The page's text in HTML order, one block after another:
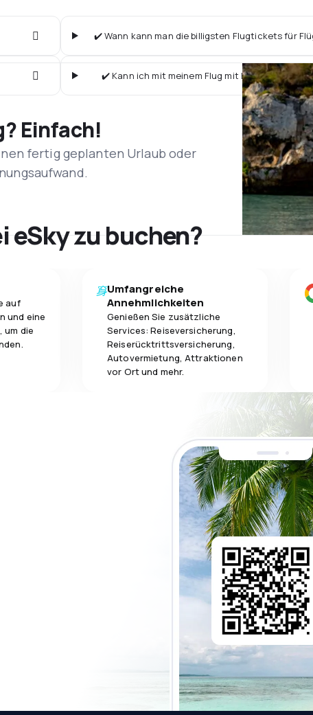
✔️ Wann kann man die billigsten Flugtickets für
✔️ Kann ich mit meinem Flug mit B&H Airlines
Einfach!
fertig geplanten Urlaub oder
eSky zu buchen?
auf
und eine
um die
Umfangreiche
Annehmlichkeiten
Genießen Sie zusätzliche
Services: Reiseversicherung,
Reiserücktrittsversicherung,
Autovermietung, Attraktionen
vor Ort und mehr.